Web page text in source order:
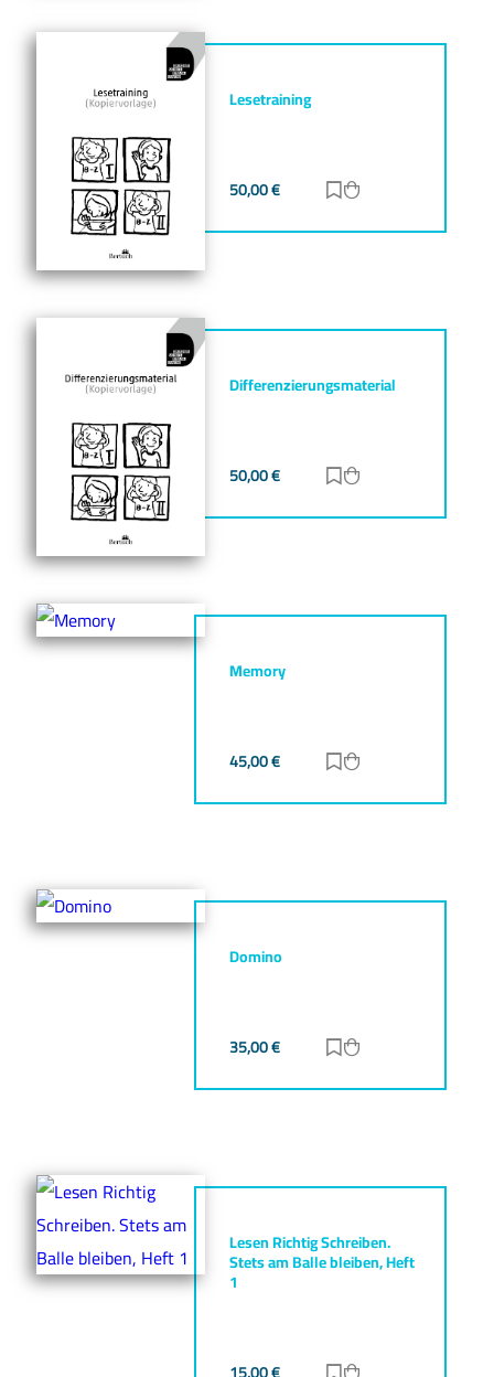
Lesetraining
50,00€ Zur Merkliste
Differenzierungsmaterial
50,00€ Zur Merkliste
Memory
45,00€ Zur Merkliste
Domino
35,00€ Zur Merkliste
Lesen Richtig Schreiben.
Stets am Balle bleiben, Heft
1